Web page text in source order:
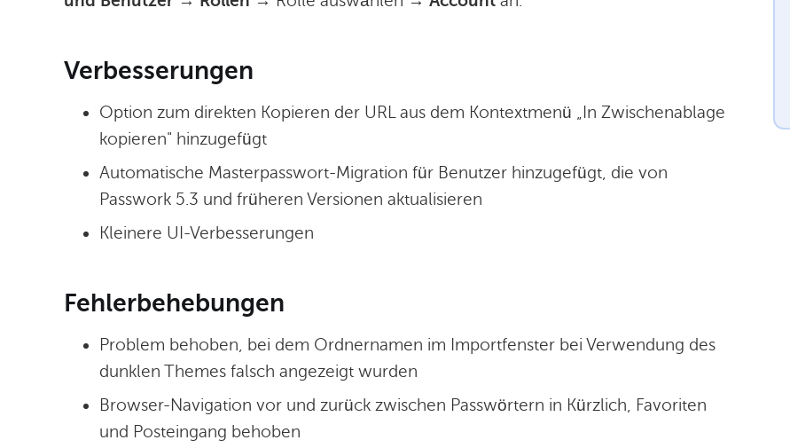
Verbesserungen
Option zum direkten Kopieren der URL aus dem Kontextmenü „In Zwischenablage
kopieren" hinzugefügt
Automatische Masterpasswort-Migration für Benutzer hinzugefügt, die von
Passwork 5.3 und früheren Versionen aktualisieren
Kleinere UI-Verbesserungen
Fehlerbehebungen
Problem behoben, bei dem Ordnernamen im Importfenster bei Verwendung des
dunklen Themes falsch angezeigt wurden
Browser-Navigation vor und zurück zwischen Passwörtern in Kürzlich, Favoriten
und Posteingang behoben